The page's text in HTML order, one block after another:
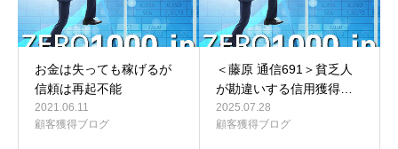
お金は失っても稼げるが
信頼は再起不能
2021.06.11
顧客獲得ブログ
＜藤原 通信691＞貧乏人
が勘違いする信用獲得…
2025.07.28
顧客獲得ブログ